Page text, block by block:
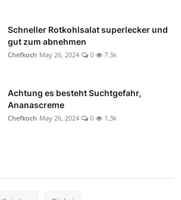
Schneller Rotkohlsalat superlecker und
gut zum abnehmen
Chefkoch May 26, 2024 0 7.3k
Achtung es besteht Suchtgefahr,
Ananascreme
Chefkoch May 26, 2024 0 1.3k